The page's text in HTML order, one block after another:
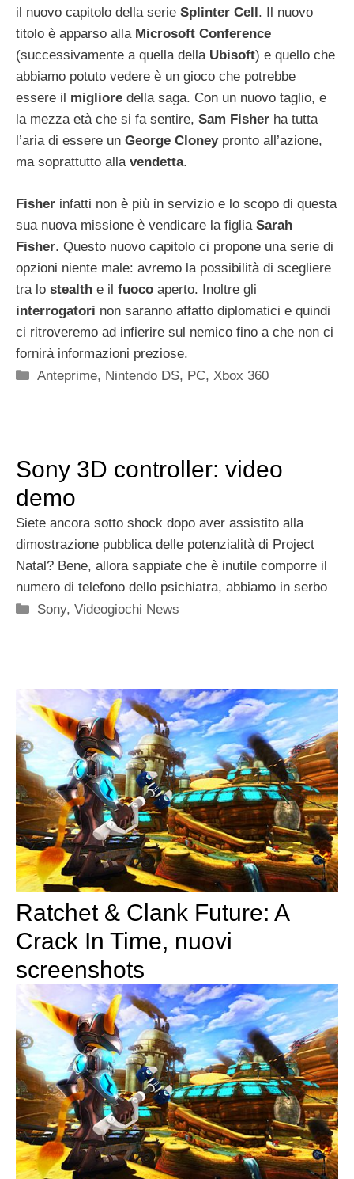
il nuovo capitolo della serie Splinter Cell . Il nuovo
titolo è apparso alla Microsoft Conference
(successivamente a quella della Ubisoft) e quello che
abbiamo potuto vedere è un gioco che potrebbe
essere il migliore della saga. Con un nuovo taglio, e
la mezza età che si fa sentire, Sam Fisher ha tutta
l’aria di essere un George Cloney pronto all’azione,
ma soprattutto alla vendetta.
Fisher infatti non è più in servizio e lo scopo di questa
sua nuova missione è vendicare la figlia Sarah
Fisher. Questo nuovo capitolo ci propone una serie di
opzioni niente male: avremo la possibilità di scegliere
tra lo stealth e il fuoco aperto. Inoltre gli
interrogatori non saranno affatto diplomatici e quindi
ci ritroveremo ad infierire sul nemico fino a che non ci
fornirà informazioni preziose.
Categorie
Anteprime, Nintendo DS, PC,Xbox 360
Sony 3D controller: video
demo
Siete ancora sotto shock dopo aver assistito alla
dimostrazione pubblica delle potenzialità di Project
Natal? Bene, allora sappiate che è inutile comporre il
numero di telefono dello psichiatra, abbiamo in serbo
Categorie
Sony,Videogiochi News
Ratchet & Clank Future: A
Crack In Time, nuovi
screenshots